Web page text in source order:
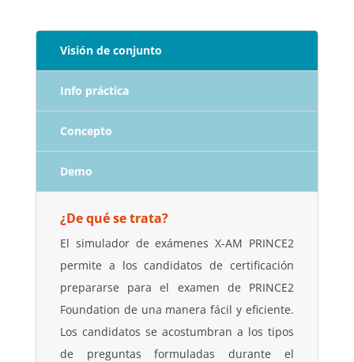
Visión de conjunto
Info práctica
Concepto
Demo
¿De qué se trata?
El simulador de exámenes X-AM PRINCE2
permite a los candidatos de certificación
prepararse para el examen de PRINCE2
Foundation de una manera fácil y eficiente.
Los candidatos se acostumbran a los tipos
de preguntas formuladas durante el